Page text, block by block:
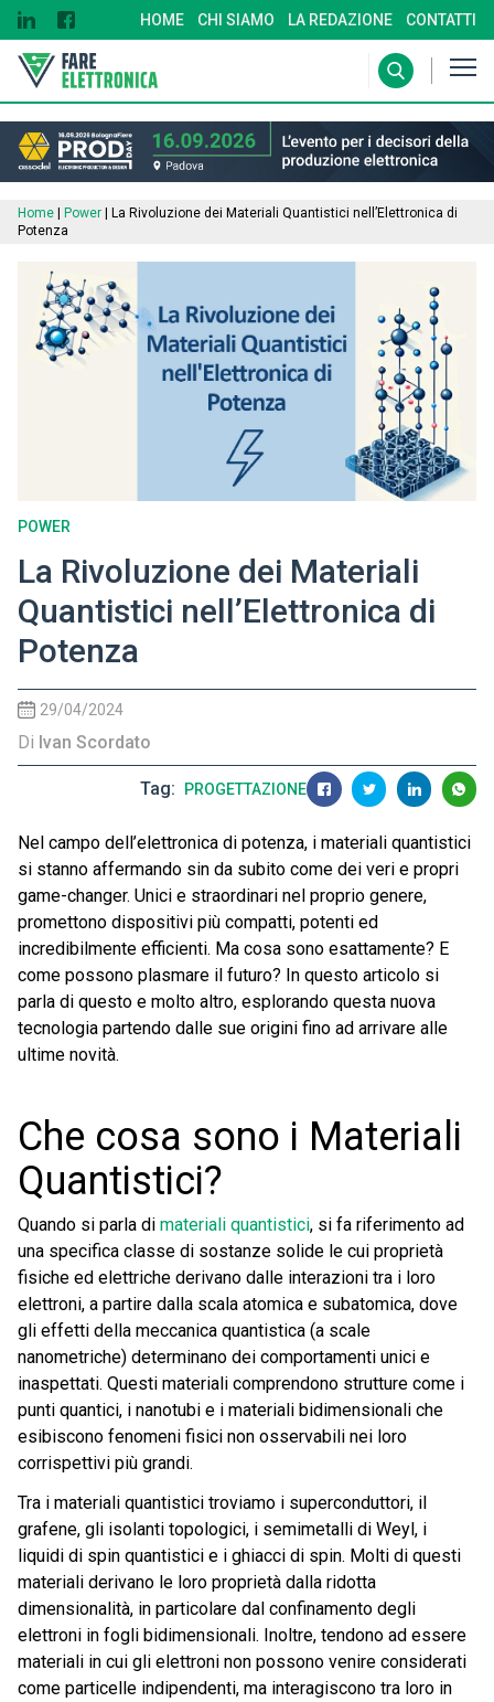
HOME CHI SIAMO LA REDAZIONE CONTATTI
Home Power
La Rivoluzione dei Materiali Quantistici nell’Elettronica di
Potenza
POWER
La Rivoluzione dei Materiali
Quantistici nell’Elettronica di
Potenza
29/04/2024
Di Ivan Scordato
Tag PROGETTAZIONE
Nel campo dell’elettronica di potenza, i materiali quantistici
si stanno affermando sin da subito come dei veri e propri
game-changer. Unici e straordinari nel proprio genere,
promettono dispositivi più compatti, potenti ed
incredibilmente efficienti. Ma cosa sono esattamente? E
come possono plasmare il futuro? In questo articolo si
parla di questo e molto altro, esplorando questa nuova
tecnologia partendo dalle sue origini fino ad arrivare alle
ultime novità.
Che cosa sono i Materiali
Quantistici?
Quando si parla di materiali quantistici, si fa riferimento ad
una specifica classe di sostanze solide le cui proprietà
fisiche ed elettriche derivano dalle interazioni tra i loro
elettroni, a partire dalla scala atomica e subatomica, dove
gli effetti della meccanica quantistica (a scale
nanometriche) determinano dei comportamenti unici e
inaspettati. Questi materiali comprendono strutture come i
punti quantici, i nanotubi e i materiali bidimensionali che
esibiscono fenomeni fisici non osservabili nei loro
corrispettivi più grandi.
Tra i materiali quantistici troviamo i superconduttori, il
grafene, gli isolanti topologici, i semimetalli di Weyl, i
liquidi di spin quantistici e i ghiacci di spin. Molti di questi
materiali derivano le loro proprietà dalla ridotta
dimensionalità, in particolare dal confinamento degli
elettroni in fogli bidimensionali. Inoltre, tendono ad essere
materiali in cui gli elettroni non possono venire considerati
come particelle indipendenti, ma interagiscono tra loro in